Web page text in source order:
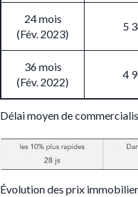
24 mois
(Fév. 2023)
5
36 mois
(Fév. 2022)
4
Délai moyen de
Évolution des prix